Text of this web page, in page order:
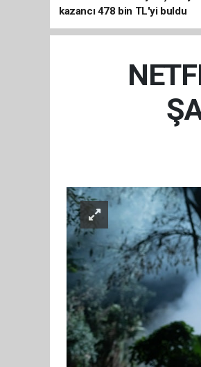
kazancı 478 bin TL'yi buldu